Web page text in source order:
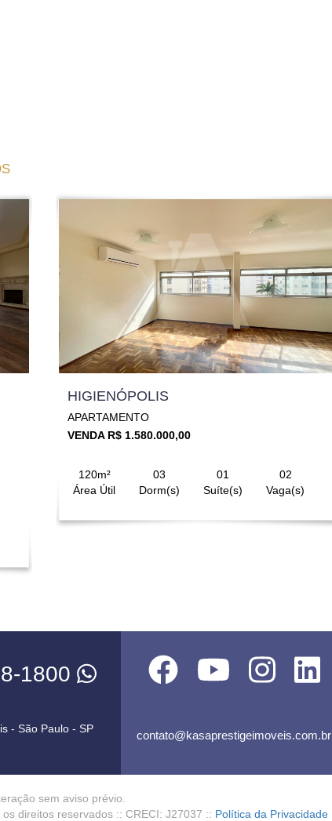
HIGIENÓPOLIS
APARTAMENTO
VENDA R$ 1.580.000,00
120m²
Área Útil
03
Dorm(s)
01
Suíte(s)
02
Vaga(s)
1800
- São Paulo - SP
contato@kasaprestigeimoveis.com.br
sem aviso prévio.
direitos reservados :: CRECI: J27037 :: Política da Privacidade